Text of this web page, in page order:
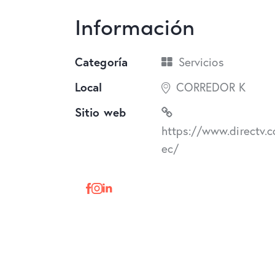
Información
Categoría
Servicios
Local
CORREDOR K
Sitio web
https://
ec/